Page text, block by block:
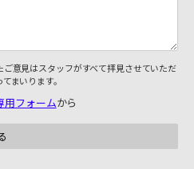
意見はスタッフがすべて拝見させていただ
まいります。
用フォームから